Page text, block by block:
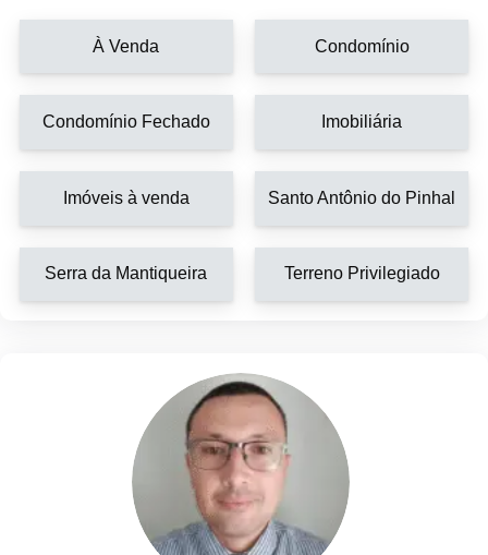
À Venda Condomínio
Condomínio Fechado Imobiliária
Imóveis à venda Santo Antônio do Pinhal
Serra da Mantiqueira Terreno Privilegiado